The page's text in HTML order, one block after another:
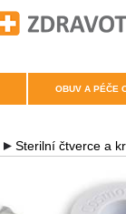
OBUV A PÉČE
Sterilní čtverce a